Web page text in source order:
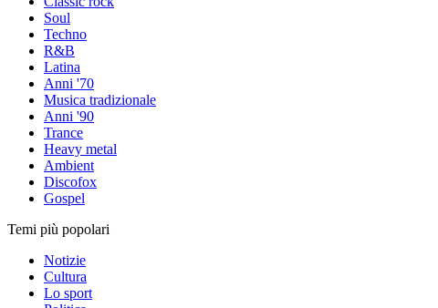
Soul
Techno
R&B
Latina
Anni '70
Musica tradizionale
Anni '90
Trance
Heavy metal
Ambient
Discofox
Gospel
Temi più popolari
Notizie
Cultura
Lo sport